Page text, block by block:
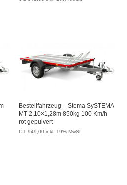
Bestellfahrzeug – Stema SySTEMA
MT 2,10×1,28m 850kg 100 Km/h
rot gepulvert
€ 1.949,00 inkl. 19% MwSt.